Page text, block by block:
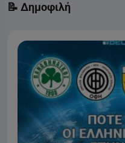
📝 Δημοφιλή